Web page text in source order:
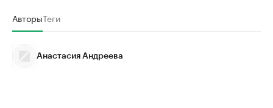
АвторыТеги
Анастасия Андреева